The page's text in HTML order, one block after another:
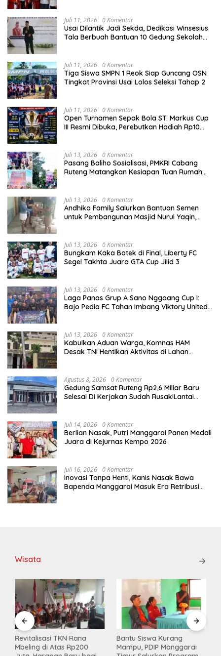
Juli 11, 2026 0 Komentar
Usai Dilantik Jadi Sekda, Dedikasi Winsesius
Tala Berbuah Bantuan 10 Gedung Sekolah
Juli 11, 2026 0 Komentar
Tiga Siswa SMPN 1 Reok Siap Guncang OSN
Tingkat Provinsi Usai Lolos Seleksi Tahap 2
Juli 11, 2026 0 Komentar
Open Turnamen Sepak Bola ST. Markus Cup
III Resmi Dibuka, Perebutkan Hadiah Rp10
Juli 13, 2026 0 Komentar
Pasang Baliho Sosialisasi, PMKRI Cabang
Ruteng Matangkan Kesiapan Tuan Rumah
Juli 13, 2026 0 Komentar
Andhika Family Salurkan Bantuan Semen
untuk Pembangunan Masjid Nurul Yaqin,
Juli 13, 2026 0 Komentar
Bungkam Kaka Botek di Final, Liberty FC
Segel Takhta Juara GTA Cup Jilid 3
Juli 13, 2026 0 Komentar
Laga Panas Grup A Sano Nggoang Cup I:
Bajo Pedia FC Tahan Imbang Viktory United
Juli 13, 2026 0 Komentar
Kabulkan Aduan Warga, Komnas HAM
Desak TNI Hentikan Aktivitas di Lahan
Agustus 8, 2026 0 Komentar
Gedung Samsat Ruteng Rp2,6 Miliar Baru
Selesai Di Kerjakan Sudah Rusak!Lantai
Juli 14, 2026 0 Komentar
Berlian Nasak, Putri Manggarai Panen Medali
Juara di Kejurnas Kempo 2026
Juli 16, 2026 0 Komentar
Inovasi Tanpa Henti, Kanis Nasak Bawa
Bapenda Manggarai Masuk Era Retribusi
Wisata
Revitalisasi TKN Rana
Mbeling di Atas Rp200
Bantu Siswa Kurang
Mampu, PDIP Manggarai